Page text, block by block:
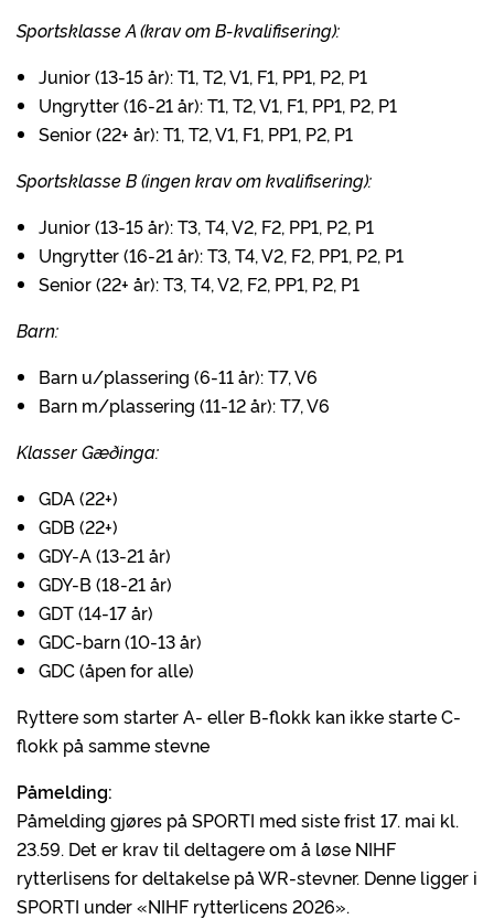
Sportsklasse A (krav om B-kvalifisering):
Junior (13-15 år): T1, T2, V1, F1, PP1, P2, P1
Ungrytter (16-21 år): T1, T2, V1, F1, PP1, P2, P1
Senior (22+ år): T1, T2, V1, F1, PP1, P2, P1
Sportsklasse B (ingen krav om kvalifisering):
Junior (13-15 år): T3, T4, V2, F2, PP1, P2, P1
Ungrytter (16-21 år): T3, T4, V2, F2, PP1, P2, P1
Senior (22+ år): T3, T4, V2, F2, PP1, P2, P1
Barn:
Barn u/plassering (6-11 år): T7, V6
Barn m/plassering (11-12 år): T7, V6
Klasser Gæðinga:
GDA (22+)
GDB (22+)
GDY-A (13-21 år)
GDY-B (18-21 år)
GDT (14-17 år)
GDC-barn (10-13 år)
GDC (åpen for alle)
Ryttere som starter A- eller B-flokk kan ikke starte C-
flokk på samme stevne
Påmelding:
Påmelding gjøres på SPORTI med siste frist 17. mai kl.
23.59. Det er krav til deltagere om å løse NIHF
rytterlisens for deltakelse på WR-stevner. Denne ligger i
SPORTI under «NIHF rytterlicens 2026».